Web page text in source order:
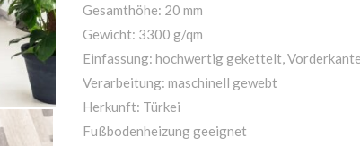
Gesamthöhe: 20 mm
Gewicht: 3300 g/qm
Einfassung: hochwertig gekettelt,
Verarbeitung: maschinell gewebt
Herkunft: Türkei
Fußbodenheizung geeignet